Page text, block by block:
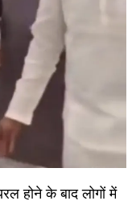
होने के बाद लोगों में